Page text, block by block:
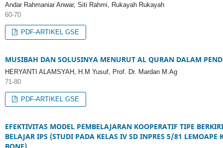
Andar Rahmaniar Anwar, Siti Rahmi, Rukayah Rukayah
60-70
PDF-ARTIKEL GSE
MUSIBAH DAN SOLUSINYA MENURUT AL QURAN DALAM
HERYANTI ALAMSYAH, H.M Yusuf, Prof. Dr. Mardan M.Ag
71-80
PDF-ARTIKEL GSE
EFEKTIVITAS MODEL PEMBELAJARAN KOOPERATIF TIPE
BELAJAR IPS (STUDI PADA KELAS IV SD INPRES 5/81